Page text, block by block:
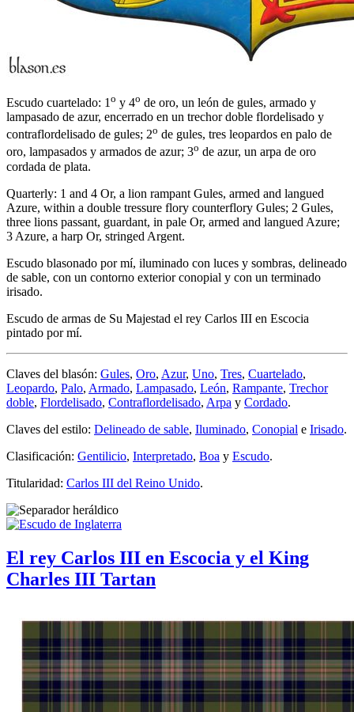
Escudo cuartelado: 1 o y 4o de oro, un león de gules, armado y
lampasado de azur, encerrado en un trechor doble flordelisado y
contraflordelisado de gules; 2o de gules, tres leopardos en palo de
oro, lampasados y armados de azur; 3o de azur, un arpa de oro
cordada de plata.
Quarterly: 1 and 4 Or, a lion rampant Gules, armed and langued
Azure, within a double tressure flory counterflory Gules; 2 Gules,
three lions passant, guardant, in pale Or, armed and langued Azure;
3 Azure, a harp Or, stringed Argent.
Escudo blasonado por mí, iluminado con luces y sombras, delineado
de sable, con un contorno exterior conopial y con un terminado
irisado.
Escudo de armas de Su Majestad el rey Carlos III en Escocia
pintado por mí.
Claves del blasón: Gules, Oro, Azur, Uno, Tres, Cuartelado,
Leopardo, Palo, Armado, Lampasado, León, Rampante, Trechor
doble, Flordelisado, Contraflordelisado, Arpa y Cordado.
Claves del estilo: Delineado de sable, Iluminado, Conopial e Irisado.
Clasificación: Gentilicio, Interpretado, Boa y Escudo.
Titularidad: Carlos III del Reino Unido.
El rey Carlos III en Escocia y el King
Charles III Tartan